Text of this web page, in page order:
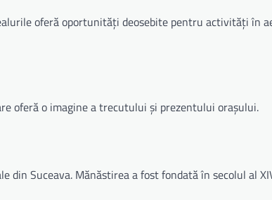
oferă oportunități deosebite pentru activități în
oferă o imagine a trecutului și prezentului orașului.
Suceava. Mănăstirea a fost fondată în secolul al